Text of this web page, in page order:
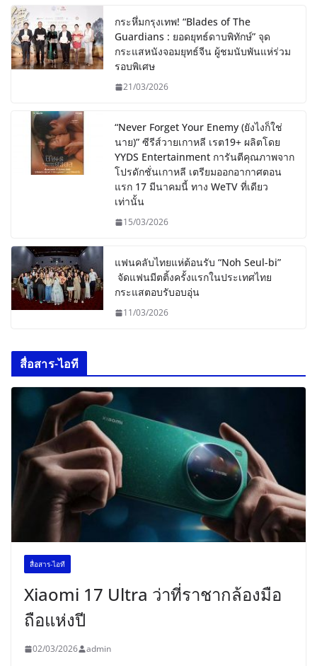
กระหึ่มกรุงเทพ! “Blades of The
Guardians : ยอดยุทธ์ดาบพิทักษ์” จุด
กระแสหนังจอมยุทธ์จีน ผู้ชมนับพันแห่ร่วม
รอบพิเศษ
21/03/2026
“Never Forget Your Enemy (ยังไงก็ใช่
นาย)” ซีรีส์วายเกาหลี เรต19+ ผลิตโดย
YYDS Entertainment การันตีคุณภาพจาก
โปรดักชั่นเกาหลี เตรียมออกอากาศตอน
แรก 17 มีนาคมนี้ ทาง WeTV ที่เดียว
เท่านั้น
15/03/2026
แฟนคลับไทยแห่ต้อนรับ “Noh Seul-bi”
จัดแฟนมีตติ้งครั้งแรกในประเทศไทย
กระแสตอบรับอบอุ่น
11/03/2026
สื่อสาร-ไอที
สื่อสาร-ไอที
Xiaomi 17 Ultra ว่าที่ราชากล้องมือ
ถือแห่งปี
02/03/2026 admin